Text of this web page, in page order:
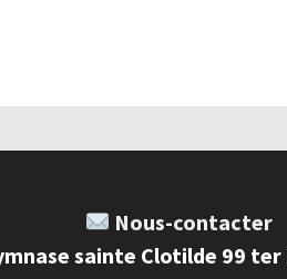
Nous-contacter
sainte Clotilde 99